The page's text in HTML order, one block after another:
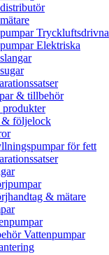
Tryckluftsdrivna
Elektriska
& tillbehör
& följelock
för fett
& mätare
Vattenpumpar